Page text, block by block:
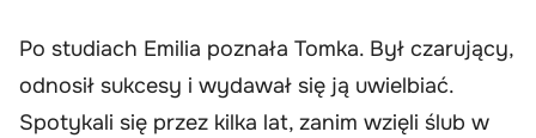
Po studiach Emilia poznała Tomka. Był czarujący,
odnosił sukcesy i wydawał się ją uwielbiać.
Spotykali się przez kilka lat, zanim wzięli ślub w